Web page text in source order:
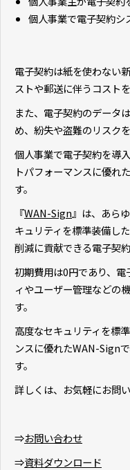
個人事業で電子契約シ
電子契約は紙を使わない
ストや郵送に伴うコスト
また、電子契約のデータ
め、紛失や盗難のリスク
個人事業で電子契約を導
トパフォーマンスに優れ
す。
『WAN-Sign』は、あら
キュリティを標準装備し
削減に貢献できる電子契
初期費用は0円であり、
ィやユーザー管理などの
す。
高度なセキュリティを標
ンスに優れたWAN-Sign
す。
詳しくは、お気軽にお問
⇒お問い合わせ
⇒資料ダウンロード